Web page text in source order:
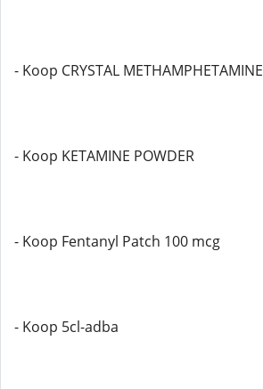
- Koop CRYSTAL METHAMPHETAMINE
- Koop KETAMINE POWDER
- Koop Fentanyl Patch 100 mcg
- Koop 5cl-adba